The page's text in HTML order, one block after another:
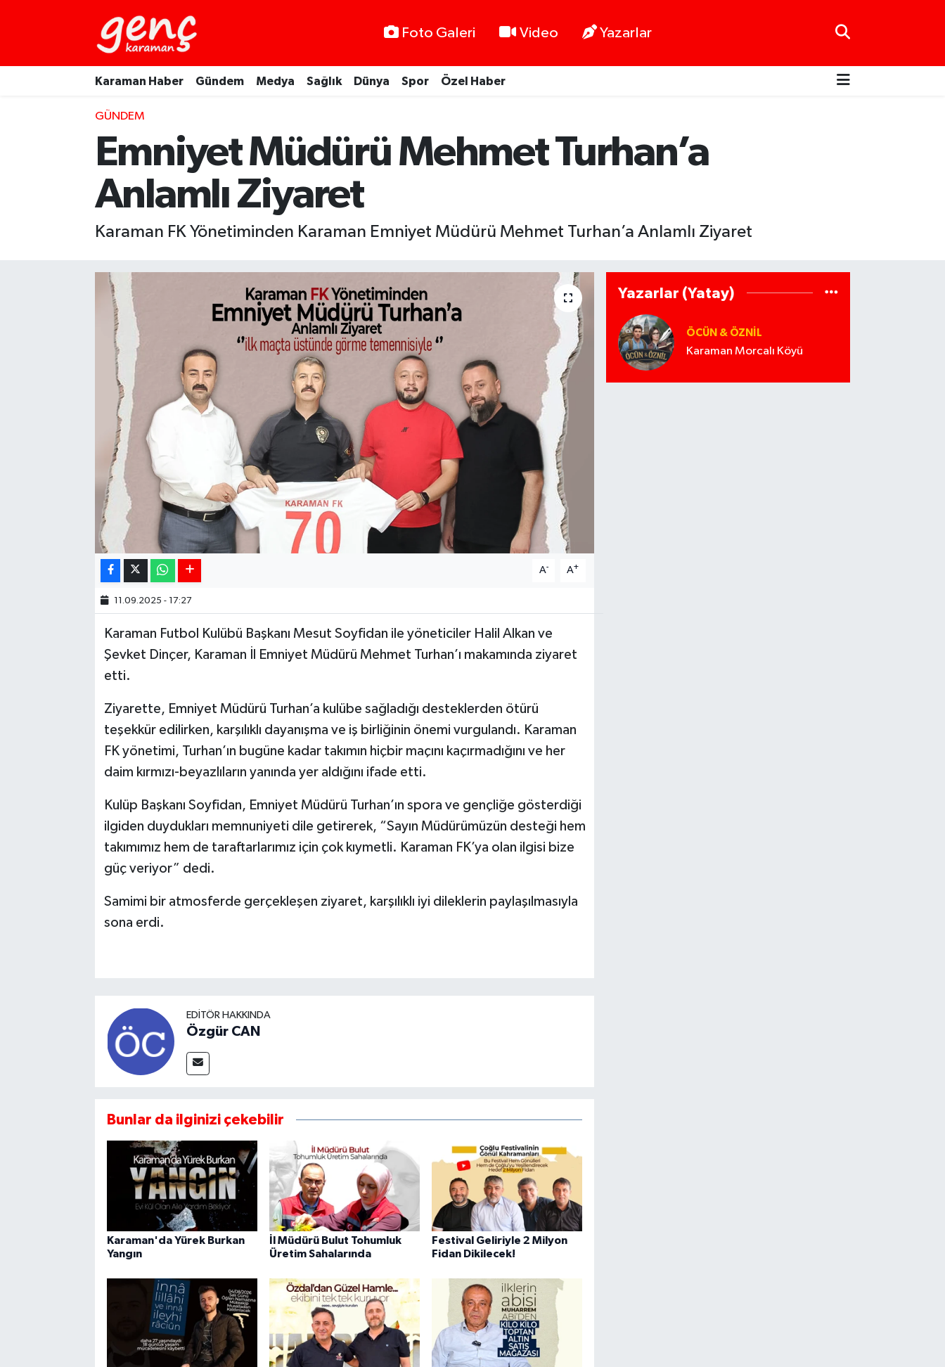
Foto Galeri Video Yazarlar
Karaman Haber Gündem Medya Sağlık Dünya Spor Özel Haber
GÜNDEM
Emniyet Müdürü Mehmet Turhan’a
Anlamlı Ziyaret
Karaman FK Yönetiminden Karaman Emniyet Müdürü Mehmet Turhan’a Anlamlı Ziyaret
A- A+
11.09.2025 - 17:27
Karaman Futbol Kulübü Başkanı Mesut Soyfidan ile yöneticiler Halil Alkan ve
Şevket Dinçer, Karaman İl Emniyet Müdürü Mehmet Turhan’ı makamında ziyaret
etti.
Ziyarette, Emniyet Müdürü Turhan’a kulübe sağladığı desteklerden ötürü
teşekkür edilirken, karşılıklı dayanışma ve iş birliğinin önemi vurgulandı. Karaman
FK yönetimi, Turhan’ın bugüne kadar takımın hiçbir maçını kaçırmadığını ve her
daim kırmızı-beyazlıların yanında yer aldığını ifade etti.
Kulüp Başkanı Soyfidan, Emniyet Müdürü Turhan’ın spora ve gençliğe gösterdiği
ilgiden duydukları memnuniyeti dile getirerek, “Sayın Müdürümüzün desteği hem
takımımız hem de taraftarlarımız için çok kıymetli. Karaman FK’ya olan ilgisi bize
güç veriyor” dedi.
Samimi bir atmosferde gerçekleşen ziyaret, karşılıklı iyi dileklerin paylaşılmasıyla
sona erdi.
EDITÖR HAKKINDA
Özgür CAN
Bunlar da ilginizi çekebilir
Karaman'da Yürek Burkan
Yangın
İl Müdürü Bulut Tohumluk
Üretim Sahalarında
Festival Geliriyle 2 Milyon
Fidan Dikilecek!
Yazarlar (Yatay)
ÖCÜN & ÖZNIL
Karaman Morcalı Köyü